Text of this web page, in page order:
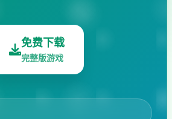
免费下载
完整版游戏